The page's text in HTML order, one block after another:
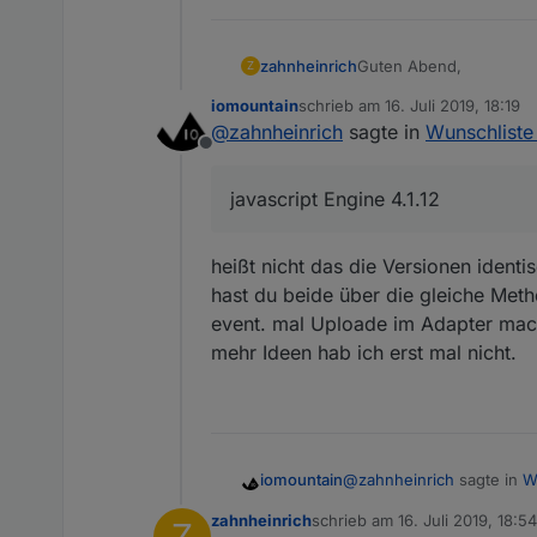
Z zahnheinrichGuten Abend,
ich betreibe zwei
NPM 6.4.1
Eine Version läuft auf
anschließende Upload
Wenn ich bei gleichem
fehlerfreier Installation
Cannot extract Blockly
Offline
iomountainschrieb am 16. Juli 2019, 18:19
zuletzt editiert von
@zahnheinrich sagte in
javascript Engine 4.1.12
heißt nicht das die Versionen
hast du beide über die gleiche
event. mal Uploade im Adapter
mehr Ideen hab ich erst mal nicht.
iomountain@zahnheinrich sagte in
zahnheinrichschrieb am 16. Juli 2019, 18:54
zuletzt editiert von